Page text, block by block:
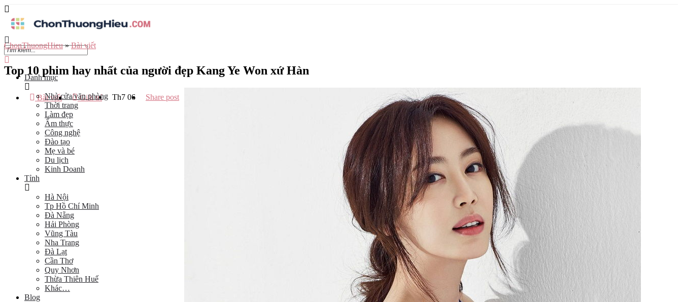
Danh mục
Nhà cửa/văn phòng
Thời trang
Làm đẹp
Ẩm thực
Công nghệ
Đào tạo
Mẹ và bé
Du lịch
Kinh Doanh
Tỉnh
Hà Nội
Tp Hồ Chí Minh
Đà Nẵng
Hải Phòng
Vũng Tàu
Nha Trang
Đà Lạt
Cần Thơ
Quy Nhơn
Thừa Thiên Huế
Khác…
Blog
ChonThuongHieu»Bài viết
Top 10 phim hay nhất của người đẹp Kang Ye Won xứ Hàn
Bài viết Giải trí Th7 06 Share post